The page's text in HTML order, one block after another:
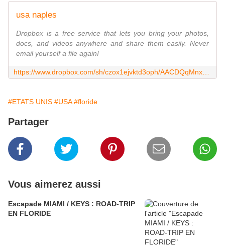
usa naples
Dropbox is a free service that lets you bring your photos,
docs, and videos anywhere and share them easily. Never
email yourself a file again!
#ETATS UNIS #USA #floride
Partager
Vous aimerez aussi
Escapade MIAMI / KEYS : ROAD-TRIP
EN FLORIDE